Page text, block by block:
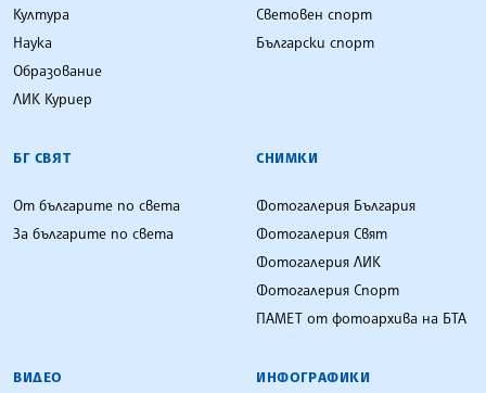
Култура
Наука
Образование
ЛИК Куриер
Световен спорт
Български спорт
БГ СВЯТ
От българите по света
За българите по света
СНИМКИ
Фотогалерия България
Фотогалерия Свят
Фотогалерия ЛИК
Фотогалерия Спорт
ПАМЕТ от фотоархива на БТА
ВИДЕО ИНФОГРАФИКИ